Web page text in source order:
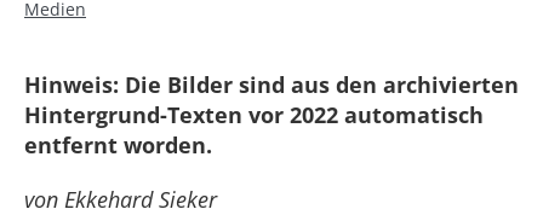
Medien
Hinweis: Die Bilder sind aus den archivierten
Hintergrund-Texten vor 2022 automatisch
entfernt worden.
von Ekkehard Sieker